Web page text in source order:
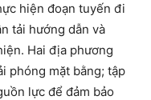
hiện đoạn tuyến đi
tải hướng dẫn và
Hai địa phương
phóng mặt bằng; tập
lực để đảm bảo